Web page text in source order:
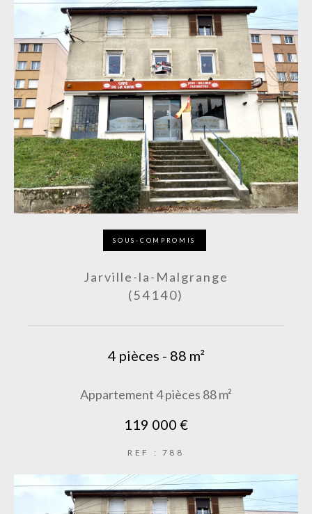
SOUS-COMPROMIS
Jarville-la-Malgrange
(54140)
4 pièces - 88 m²
Appartement 4 pièces 88 m²
119 000 €
REF : 788